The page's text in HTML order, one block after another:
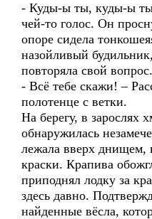
- Куды-ы ты, куды-ы
чей-то голос. Он
опоре сидела
назойливый
повторяла свой вопрос.
- Всё тебе скажи! –
полотенце с ветки.
На берегу, в зарослях
обнаружилась
лежала вверх днищем,
краски. Крапива
приподнял лодку за
здесь давно.
найденные вёсла,